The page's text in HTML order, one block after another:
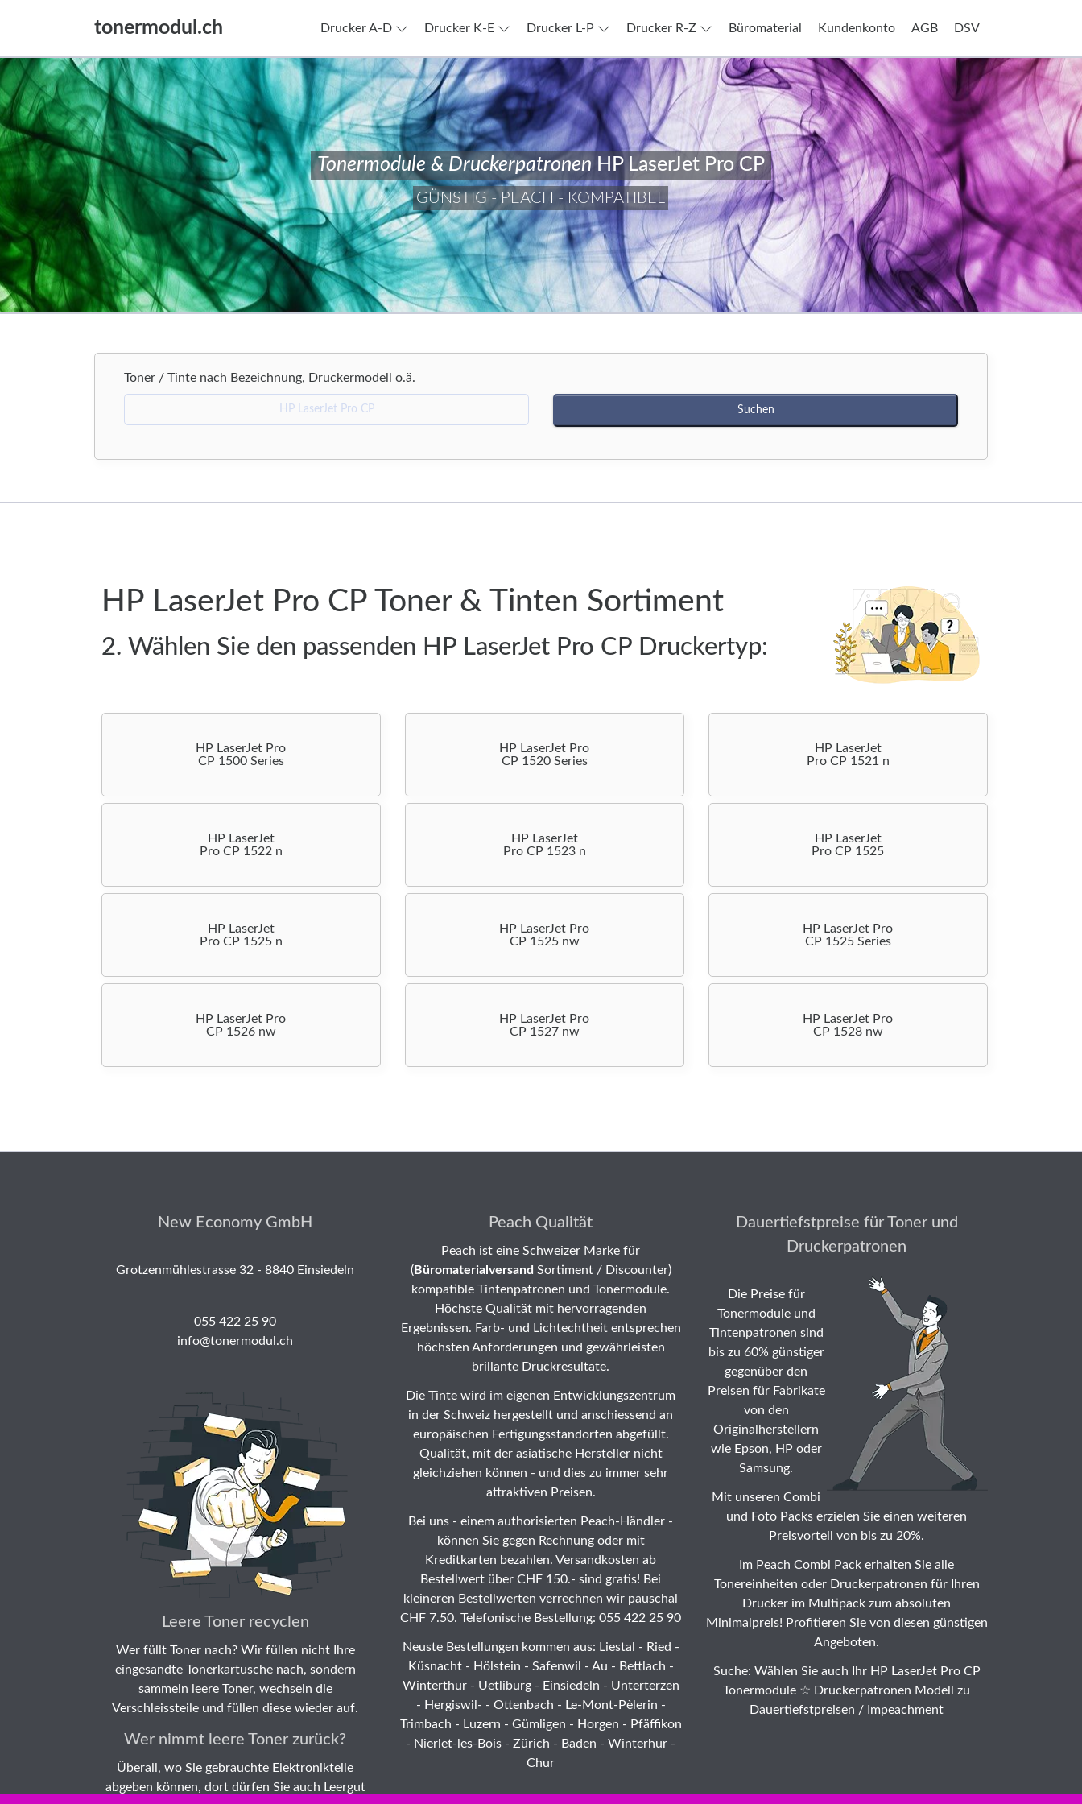
tonermodul.ch Drucker A-D Drucker K-E Drucker L-P Drucker R-Z Büromaterial Kundenkonto AGB DSV
Tonermodule & Druckerpatronen HP LaserJet Pro CP
GÜNSTIG - PEACH - KOMPATIBEL
Toner / Tinte nach Bezeichnung, Druckermodell o.ä.
HP LaserJet Pro CP Toner & Tinten Sortiment
2. Wählen Sie den passenden HP LaserJet Pro CP Druckertyp:
HP LaserJet Pro
CP 1500 Series
HP LaserJet Pro
CP 1520 Series
HP LaserJet
Pro CP 1521 n
HP LaserJet
Pro CP 1522 n
HP LaserJet
Pro CP 1523 n
HP LaserJet
Pro CP 1525
HP LaserJet
Pro CP 1525 n
HP LaserJet Pro
CP 1525 nw
HP LaserJet Pro
CP 1525 Series
HP LaserJet Pro
CP 1526 nw
HP LaserJet Pro
CP 1527 nw
HP LaserJet Pro
CP 1528 nw
New Economy GmbH
Grotzenmühlestrasse 32 - 8840 Einsiedeln
055 422 25 90
info@tonermodul.ch
Leere Toner recyclen
Wer füllt Toner nach? Wir füllen nicht Ihre
eingesandte Tonerkartusche nach, sondern
sammeln leere Toner, wechseln die
Verschleissteile und füllen diese wieder auf.
Wer nimmt leere Toner zurück?
Überall, wo Sie gebrauchte Elektronikteile
abgeben können, dort dürfen Sie auch Leergut
Peach Qualität
Peach ist eine Schweizer Marke für
(Büromaterialversand Sortiment / Discounter)
kompatible Tintenpatronen und Tonermodule.
Höchste Qualität mit hervorragenden
Ergebnissen. Farb- und Lichtechtheit entsprechen
höchsten Anforderungen und gewährleisten
brillante Druckresultate.
Die Tinte wird im eigenen Entwicklungszentrum
in der Schweiz hergestellt und anschiessend an
europäischen Fertigungsstandorten abgefüllt.
Qualität, mit der asiatische Hersteller nicht
gleichziehen können - und dies zu immer sehr
attraktiven Preisen.
Bei uns - einem authorisierten Peach-Händler -
können Sie gegen Rechnung oder mit
Kreditkarten bezahlen. Versandkosten ab
Bestellwert über CHF 150.- sind gratis! Bei
kleineren Bestellwerten verrechnen wir pauschal
CHF 7.50. Telefonische Bestellung: 055 422 25 90
Neuste Bestellungen kommen aus: Liestal - Ried -
Küsnacht - Hölstein - Safenwil - Au - Bettlach -
Winterthur- Uetliburg- Einsiedeln - Unterterzen
- Hergiswil- - Ottenbach - Le-Mont-Pèlerin -
Trimbach - Luzern - Gümligen - Horgen - Pfäffikon
- Nierlet-les-Bois - Zürich - Baden - Winterhur -
Chur
Dauertiefstpreise für Toner und
Druckerpatronen
Die Preise für
Tonermodule und
Tintenpatronen sind
bis zu 60% günstiger
gegenüber den
Preisen für Fabrikate
von den
Originalherstellern
wie Epson, HP oder
Samsung.
Mit unseren Combi
und Foto Packs erzielen Sie einen weiteren
Preisvorteil von bis zu 20%.
Im Peach Combi Pack erhalten Sie alle
Tonereinheiten oder Druckerpatronen für Ihren
Drucker im Multipack zum absoluten
Minimalpreis! Profitieren Sie von diesen günstigen
Angeboten.
Suche: Wählen Sie auch Ihr HP LaserJet Pro CP
Tonermodule ☆ Druckerpatronen Modell zu
Dauertiefstpreisen / Impeachment